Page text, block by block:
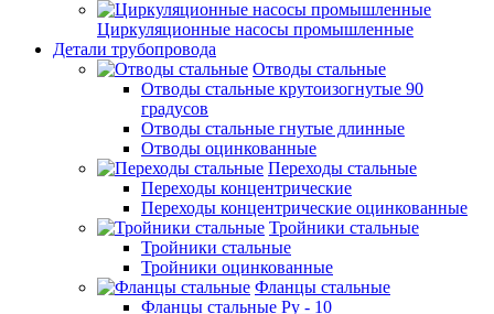
Циркуляционные насосы промышленные
Детали трубопровода
Отводы стальные
Отводы стальные крутоизогнутые 90
градусов
Отводы стальные гнутые длинные
Отводы оцинкованные
Переходы стальные
Переходы концентрические
Переходы концентрические оцинкованные
Тройники стальные
Тройники стальные
Тройники оцинкованные
Фланцы стальные
Фланцы стальные Ру - 10